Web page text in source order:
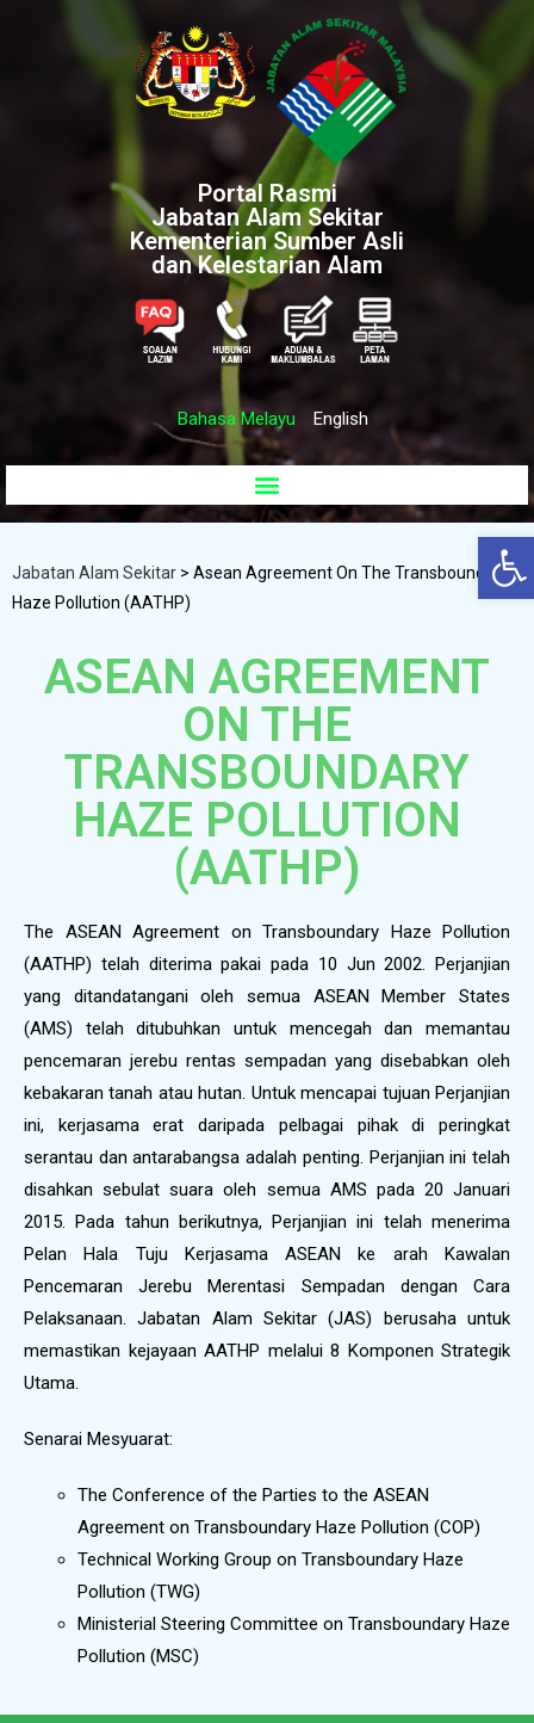
Portal Rasmi
Jabatan Alam Sekitar
Kementerian Sumber Asli
dan Kelestarian Alam
Bahasa Melayu English
Jabatan Alam Sekitar > Asean Agreement On The Transboundary
Haze Pollution (AATHP)
ASEAN AGREEMENT
ON THE
TRANSBOUNDARY
HAZE POLLUTION
(AATHP)
The ASEAN Agreement on Transboundary Haze Pollution
(AATHP) telah diterima pakai pada 10 Jun 2002. Perjanjian
yang ditandatangani oleh semua ASEAN Member States
(AMS) telah ditubuhkan untuk mencegah dan memantau
pencemaran jerebu rentas sempadan yang disebabkan oleh
kebakaran tanah atau hutan. Untuk mencapai tujuan Perjanjian
ini, kerjasama erat daripada pelbagai pihak di peringkat
serantau dan antarabangsa adalah penting. Perjanjian ini telah
disahkan sebulat suara oleh semua AMS pada 20 Januari
2015. Pada tahun berikutnya, Perjanjian ini telah menerima
Pelan Hala Tuju Kerjasama ASEAN ke arah Kawalan
Pencemaran Jerebu Merentasi Sempadan dengan Cara
Pelaksanaan. Jabatan Alam Sekitar (JAS) berusaha untuk
memastikan kejayaan AATHP melalui 8 Komponen Strategik
Utama.
Senarai Mesyuarat:
The Conference of the Parties to the ASEAN
Agreement on Transboundary Haze Pollution (COP)
Technical Working Group on Transboundary Haze
Pollution (TWG)
Ministerial Steering Committee on Transboundary Haze
Pollution (MSC)